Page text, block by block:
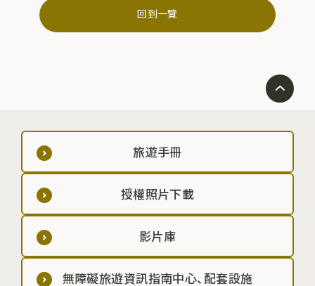
回到一覽
旅遊手冊
授權照片下載
影片庫
無障礙旅遊資訊指南中心、配套設施